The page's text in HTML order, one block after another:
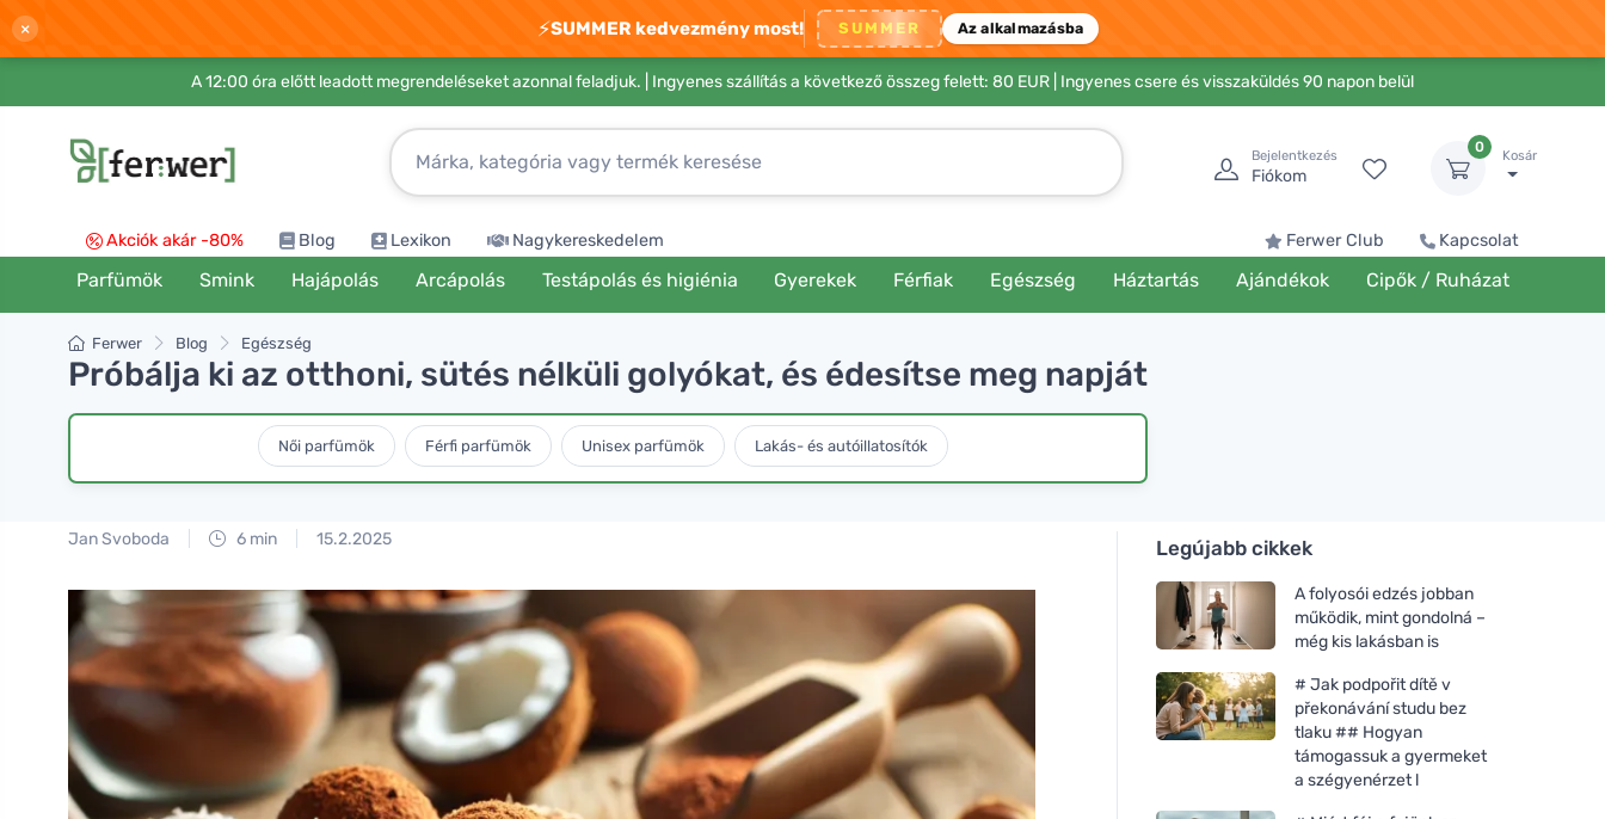
× ⚡SUMMER kedvezmény most! SUMMER Az alkalmazásba
A 12:00 óra előtt leadott megrendeléseket azonnal feladjuk. | Ingyenes szállítás a következő összeg felett: 80 EUR | Ingyenes csere és visszaküldés 90 napon belül
Bejelentkezés
Fiókom
0
Kosár
Akciók akár -80% Blog Lexikon Nagykereskedelem Ferwer Club Kapcsolat
Parfümök Smink Hajápolás Arcápolás Testápolás és higiénia Gyerekek Férfiak Egészség Háztartás Ajándékok Cipők / Ruházat
Ferwer Blog Egészség
Próbálja ki az otthoni, sütés nélküli golyókat, és édesítse meg napját
Női parfümök Férfi parfümök Unisex parfümök Lakás- és autóillatosítók
Jan Svoboda 6 min 15.2.2025 Legújabb cikkek
A folyosói edzés jobban
működik, mint gondolná –
még kis lakásban is
# Jak podpořit dítě v
překonávání studu bez
tlaku ## Hogyan
támogassuk a gyermeket
a szégyenérzet l